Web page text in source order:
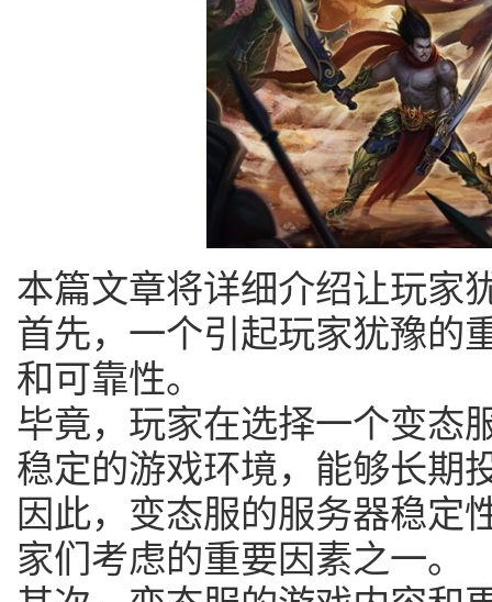
本篇文章将详细介绍让玩家
首先，一个引起玩家犹豫的
和可靠性。
毕竟，玩家在选择一个变态
稳定的游戏环境，能够长期
因此，变态服的服务器稳定
家们考虑的重要因素之一。